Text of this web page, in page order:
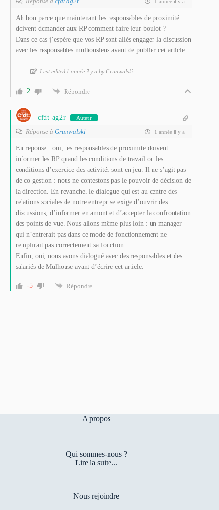
1 année il y a
Ah bon parce que maintenant les responsables de proximité
doivent demander aux RP comment faire leur boulot ?
Dans ce cas j’espère que vos RP sont allés engager la discussion
avec les responsables mulhousiens avant de publier cet article.
Last edited 1 année il y a by Grunwalski
2 Répondre
cfdt ag2r Auteur
Réponse à Grunwalski 1 année il y a
En réponse : oui, les responsables de proximité doivent
informer les RP quand les conditions de travail ou les
conditions d’exercice des activités sont en jeu. Il ne s’agit pas
de co gestion : nous ne contestons pas le pouvoir de décision de
la direction. En revanche, le dialogue qui est au centre des
relations sociales de notre entreprise exige d’ouvrir des
discussions, d’informer en amont et d’accepter la confrontation
des points de vue. Nous allons même plus loin : un manager
qui n’entrerait pas dans ce mode de fonctionnement ne
remplirait pas correctement sa fonction.
Enfin, oui, nous avons dialogué avec des responsables et des
salariés de Mulhouse avant d’écrire cet article.
-5 Répondre
A propos
Qui sommes-nous ?
Lire la suite...
Nous rejoindre